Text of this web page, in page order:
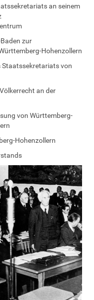
an seinem
zur
Hohenzollern
Staatssekretariats von
an der
von Württemberg-
Hohenzollern